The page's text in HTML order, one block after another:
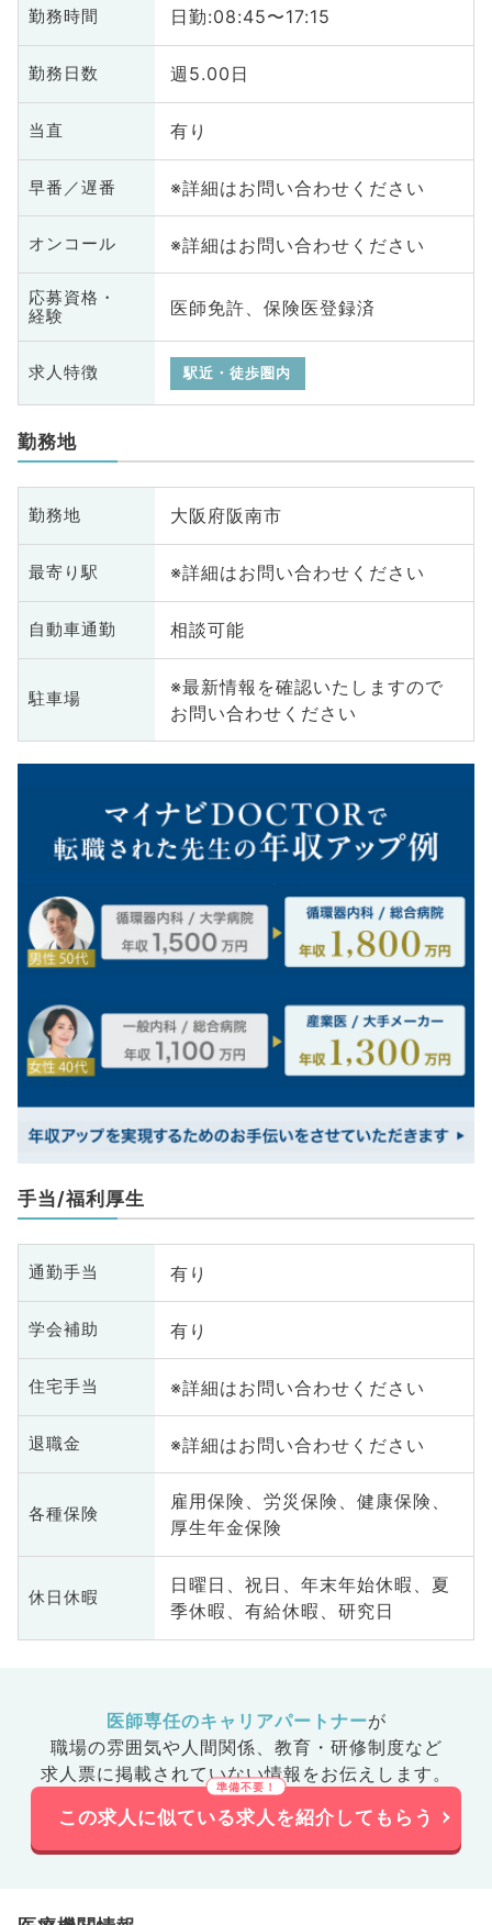
勤務時間 日勤:08:45〜17:15
勤務日数 週5.00日
当直 有り
早番／遅番 ※詳細はお問い合わせください
オンコール ※詳細はお問い合わせください
応募資格・
経験
医師免許、保険医登録済
求人特徴 駅近・徒歩圏内
勤務地
勤務地 大阪府阪南市
最寄り駅 ※詳細はお問い合わせください
自動車通勤 相談可能
駐車場
※最新情報を確認いたしますので
お問い合わせください
手当/福利厚生
通勤手当 有り
学会補助 有り
住宅手当 ※詳細はお問い合わせください
退職金 ※詳細はお問い合わせください
各種保険
雇用保険、労災保険、健康保険、
厚生年金保険
休日休暇
日曜日、祝日、年末年始休暇、夏
季休暇、有給休暇、研究日
医師専任のキャリアパートナーが
職場の雰囲気や人間関係、 教育・研修制度など
求人票に掲載されていない情報をお伝えします。
この求人に似ている求人を紹介してもらう